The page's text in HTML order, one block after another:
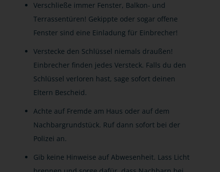
Verschließe immer Fenster, Balkon- und
Terrassentüren! Gekippte oder sogar offene
Fenster sind eine Einladung für Einbrecher!
Verstecke den Schlüssel niemals draußen!
Einbrecher finden jedes Versteck. Falls du den
Schlüssel verloren hast, sage sofort deinen
Eltern Bescheid.
Achte auf Fremde am Haus oder auf dem
Nachbargrundstück. Ruf dann sofort bei der
Polizei an.
Gib keine Hinweise auf Abwesenheit. Lass Licht